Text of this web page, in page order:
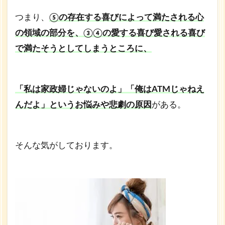
つまり、 ⑤の存在する喜びによって満たされる心
の領域の部分を、③④の愛する喜び愛される喜び
で満たそうとしてしまうところに、
「私は家政婦じゃないのよ」「俺はATMじゃねえ
んだよ」というお悩みや悲劇の原因 がある。
そんな気がしております。